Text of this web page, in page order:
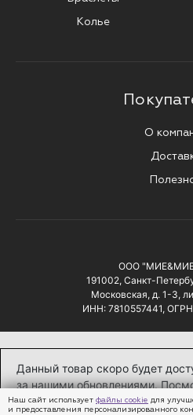
Данный товар скоро будет
за нашими обновлениями.
Колье
О
ООО
191002, Санкт-
Московская, д. 1-3,
ИНН: 7810557441,
© 2026 Все
Политика
Наш сайт использует файлы cookie для
и предоставления персонализированного